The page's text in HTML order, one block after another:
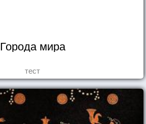
Города мира
тест